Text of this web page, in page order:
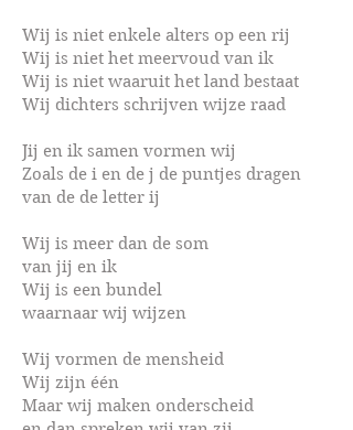
Wij is niet enkele alters op een rij
Wij is niet het meervoud van ik
Wij is niet waaruit het land bestaat
Wij dichters schrijven wijze raad
Jij en ik samen vormen wij
Zoals de i en de j de puntjes dragen
van de de letter ij
Wij is meer dan de som
van jij en ik
Wij is een bundel
waarnaar wij wijzen
Wij vormen de mensheid
Wij zijn één
Maar wij maken onderscheid